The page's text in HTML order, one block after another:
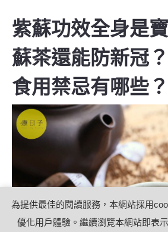
紫蘇功效全身是
蘇茶還能防新冠
食用禁忌有哪些？
為提供最佳的閱讀服務，本網站採用
優化用戶體驗。繼續瀏覽本網站即表